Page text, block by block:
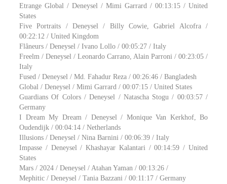
Etrange Global / Deneysel / Mimi Garrard / 00:13:15 / United
States
Five Portraits / Deneysel / Billy Cowie, Gabriel Alcofra /
00:22:12 / United Kingdom
Flâneurs / Deneysel / Ivano Lollo / 00:05:27 / Italy
Freelm / Deneysel / Leonardo Carrano, Alain Parroni / 00:23:05 /
Italy
Fused / Deneysel / Md. Fahadur Reza / 00:26:46 / Bangladesh
Global / Deneysel / Mimi Garrard / 00:07:15 / United States
Guardians Of Colors / Deneysel / Natascha Stogu / 00:03:57 /
Germany
I Dream My Dream / Deneysel / Monique Van Kerkhof, Bo
Oudendijk / 00:04:14 / Netherlands
Illusions / Deneysel / Nina Barnini / 00:06:39 / Italy
Impasse / Deneysel / Khashayar Kalantari / 00:14:59 / United
States
Mars / 2024 / Deneysel / Atahan Yaman / 00:13:26 /
Mephitic / Deneysel / Tania Bazzani / 00:11:17 / Germany